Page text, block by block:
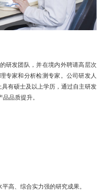
的研发团队，并在境内外聘请高层次
管理专家和分析检测专家。公司研发人
有硕士及以上学历，通过自主研发
品质提升。
水平高、综合实力强的研究成果。